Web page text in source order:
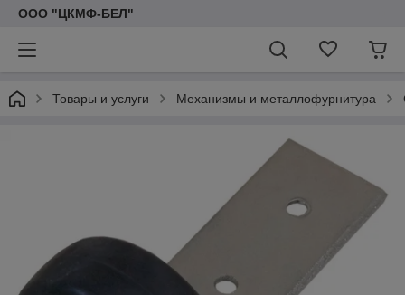
ООО "ЦКМФ-БЕЛ"
Товары и услуги Механизмы и металлофурнитура